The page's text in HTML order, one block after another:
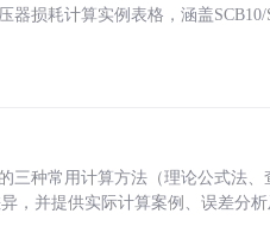
器损耗计算实例表格，涵盖
三种常用计算方法（理论公式法
，并提供实际计算案例、误差分